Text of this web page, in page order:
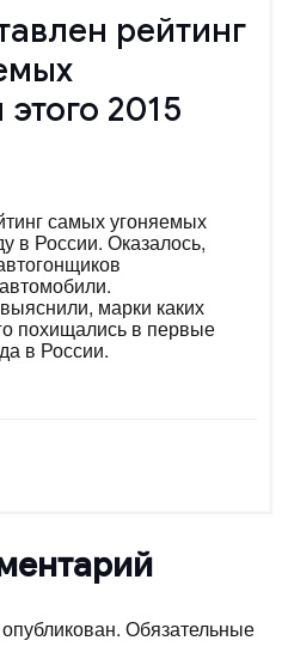
рейтинг
2015
самых угоняемых
в России. Оказалось,
марки каких
похищались в первые
в России.
Обязательные